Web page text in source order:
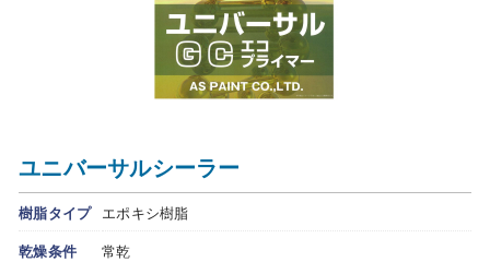
ユニバーサルシーラー
樹脂タイプ エポキシ樹脂
乾燥条件
常乾